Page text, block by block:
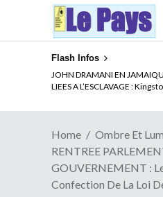
Flash Infos
JOHN DRAMANI EN
LIEES A L’ESCLAVAGE :
ELECTION DE TALON A LA
Quand Patrice quitte le
Home
Ombre Et
RENTREE
GOUVERNEMENT :
Confection De La Loi